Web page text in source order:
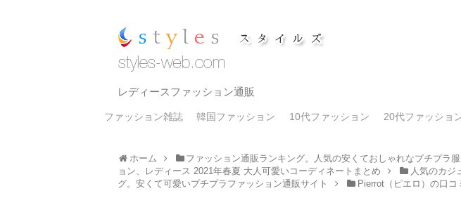
レディースファッション通販
ファッション雑誌 韓国ファッション 10代ファッション 20代ファッショ
ホーム ファッション通販ランキング。人気の安くておしゃれなプチプラ
ョン、レディース 2021年春夏 大人可愛いコーディネートまとめ
人気のカジ
グ。安くて可愛いプチプラファッション通販サイト
Pierrot（ピエロ）の口コ